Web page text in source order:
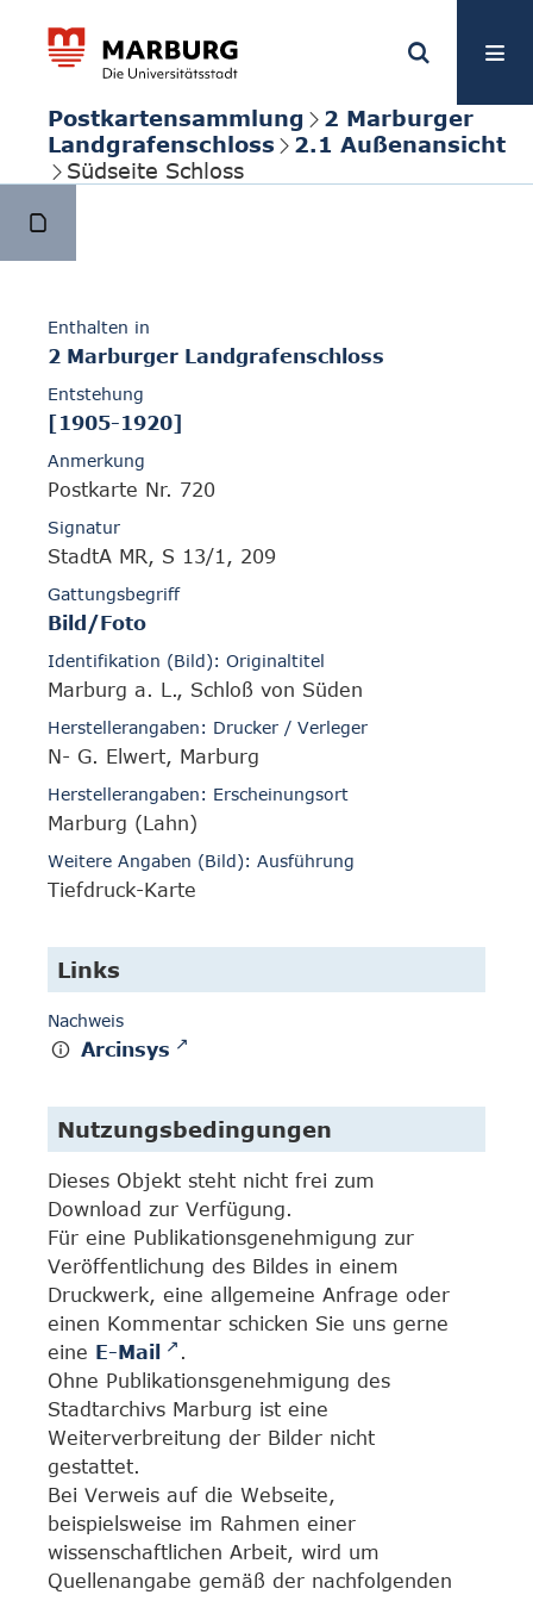
Postkartensammlung
2 Marburger
Landgrafenschloss
2.1 Außenansicht
Südseite Schloss
Enthalten in
2 Marburger Landgrafenschloss
Entstehung
[1905-1920]
Anmerkung
Postkarte Nr. 720
Signatur
StadtA MR, S 13/1, 209
Gattungsbegriff
Bild/Foto
Identifikation (Bild): Originaltitel
Marburg a. L., Schloß von Süden
Herstellerangaben: Drucker / Verleger
N- G. Elwert, Marburg
Herstellerangaben: Erscheinungsort
Marburg (Lahn)
Weitere Angaben (Bild): Ausführung
Tiefdruck-Karte
Links
Nachweis
Arcinsys
Nutzungsbedingungen
Dieses Objekt steht nicht frei zum
Download zur Verfügung.
Für eine Publikationsgenehmigung zur
Veröffentlichung des Bildes in einem
Druckwerk, eine allgemeine Anfrage oder
einen Kommentar schicken Sie uns gerne
eine E-Mail
.
Ohne Publikationsgenehmigung des
Stadtarchivs Marburg ist eine
Weiterverbreitung der Bilder nicht
gestattet.
Bei Verweis auf die Webseite,
beispielsweise im Rahmen einer
wissenschaftlichen Arbeit, wird um
Quellenangabe gemäß der nachfolgenden